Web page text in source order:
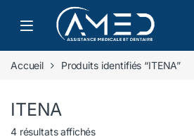
Skip to navigation
Skip to content
Accueil Produits identifiés “ITENA”
ITENA
4 résultats affichés